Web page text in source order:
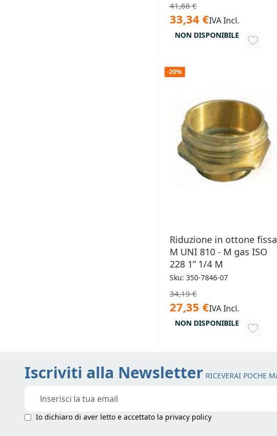
41,68 €
33,34 €IVA Incl.
NON DISPONIBILE
-20%
Riduzione in ottone fissa
M UNI 810 - M gas ISO
228 1” 1/4 M
Sku: 350-7846-07
34,19 €
27,35 €IVA Incl.
NON DISPONIBILE
Iscriviti alla Newsletter RICEVERAI POCHE
Newsletter:
Io dichiaro di aver letto e accettato la privacy policy